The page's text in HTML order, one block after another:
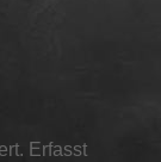
Erfasst